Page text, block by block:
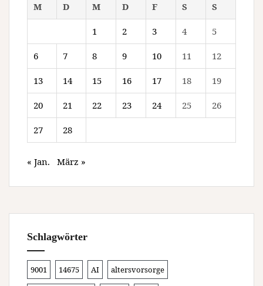
M
D M D F S S
1 2 3 4 5
6 7 8 9 10 11 12
13 14 15 16 17 18 19
20 21 22 23 24 25 26
27 28
« Jan. März »
Schlagwörter
9001 14675 AI altersvorsorge